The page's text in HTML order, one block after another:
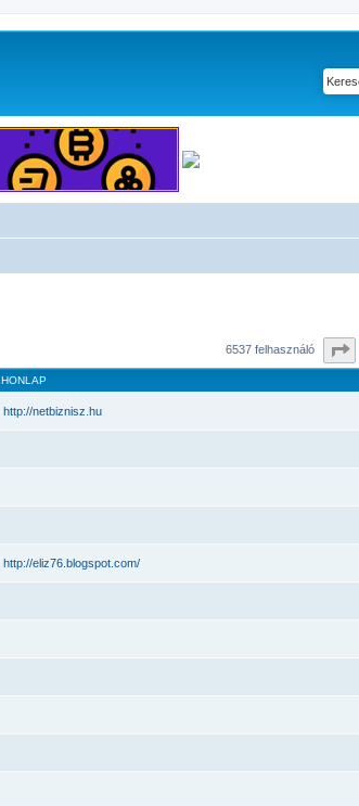
6537 felhasználó
HONLAP
http://netbiznisz.hu
http://eliz76.blogspot.com/